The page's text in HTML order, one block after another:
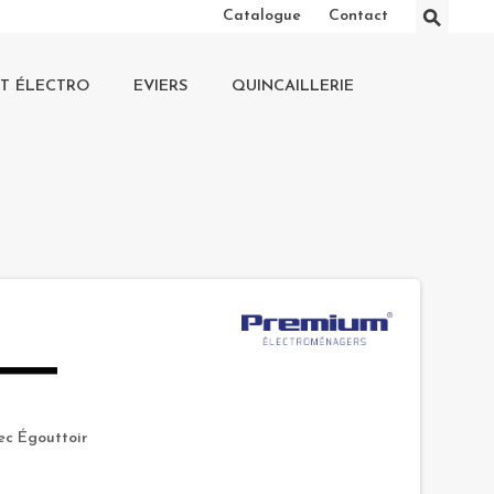
Catalogue Contact ⚲
ÉLECTRO EVIERS QUINCAILLERIE
Égouttoir